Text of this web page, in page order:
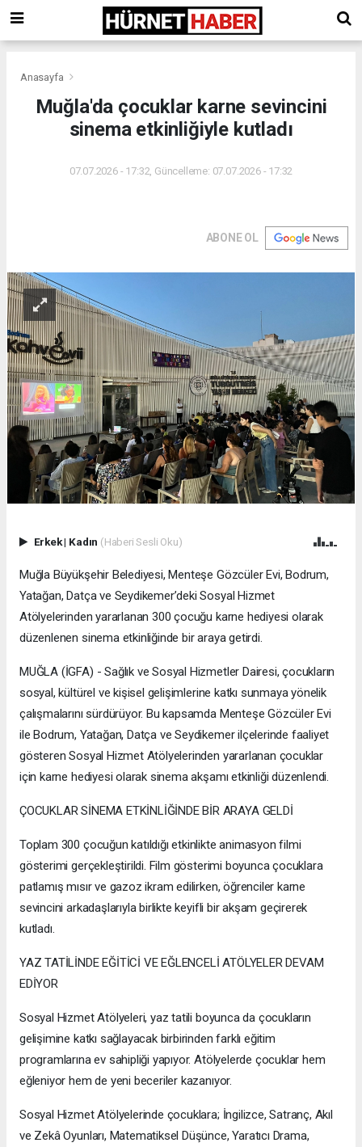
Anasayfa
Muğla'da çocuklar karne sevincini
sinema etkinliğiyle kutladı
07.07.2026 - 17:32, Güncelleme: 07.07.2026 - 17:32
ABONE OL
Erkek| Kadın (Haberi Sesli Oku)
Muğla Büyükşehir Belediyesi, Menteşe Gözcüler Evi, Bodrum,
Yatağan, Datça ve Seydikemer’deki Sosyal Hizmet
Atölyelerinden yararlanan 300 çocuğu karne hediyesi olarak
düzenlenen sinema etkinliğinde bir araya getirdi.
MUĞLA (İGFA) - Sağlık ve Sosyal Hizmetler Dairesi, çocukların
sosyal, kültürel ve kişisel gelişimlerine katkı sunmaya yönelik
çalışmalarını sürdürüyor. Bu kapsamda Menteşe Gözcüler Evi
ile Bodrum, Yatağan, Datça ve Seydikemer ilçelerinde faaliyet
gösteren Sosyal Hizmet Atölyelerinden yararlanan çocuklar
için karne hediyesi olarak sinema akşamı etkinliği düzenlendi.
ÇOCUKLAR SİNEMA ETKİNLİĞİNDE BİR ARAYA GELDİ
Toplam 300 çocuğun katıldığı etkinlikte animasyon filmi
gösterimi gerçekleştirildi. Film gösterimi boyunca çocuklara
patlamış mısır ve gazoz ikram edilirken, öğrenciler karne
sevincini arkadaşlarıyla birlikte keyifli bir akşam geçirerek
kutladı.
YAZ TATİLİNDE EĞİTİCİ VE EĞLENCELİ ATÖLYELER DEVAM
EDİYOR
Sosyal Hizmet Atölyeleri, yaz tatili boyunca da çocukların
gelişimine katkı sağlayacak birbirinden farklı eğitim
programlarına ev sahipliği yapıyor. Atölyelerde çocuklar hem
eğleniyor hem de yeni beceriler kazanıyor.
Sosyal Hizmet Atölyelerinde çocuklara; İngilizce, Satranç, Akıl
ve Zekâ Oyunları, Matematiksel Düşünce, Yaratıcı Drama,